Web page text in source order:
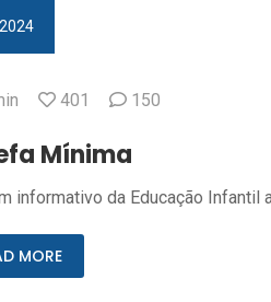
401 150
Mínima
informativo da Educação Infantil
MORE